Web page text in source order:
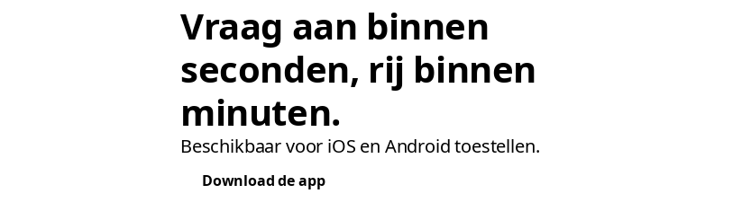
Vraag aan binnen
seconden, rij binnen
minuten.
Beschikbaar voor iOS en Android toestellen.
Download de app